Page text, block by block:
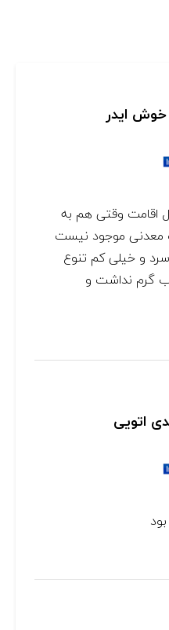
خوش ایدر
اقامت وقتی هم به
موجود نیست
و خیلی کم تنوع
گرم نداشت و
اتویی